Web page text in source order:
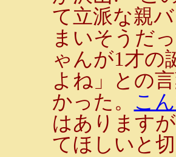
て立派な親
まいそうだ
ゃんが1才の
よね」との
かった。
こ
はあります
てほしいと